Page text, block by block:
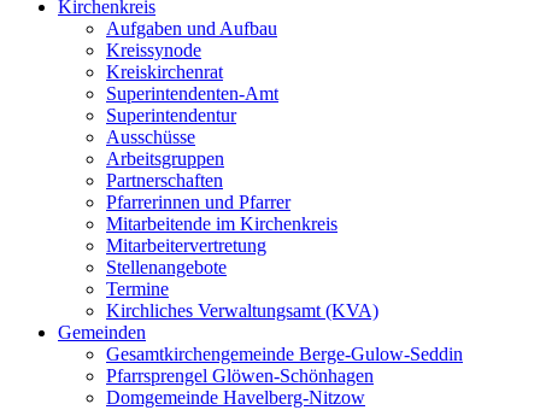
Kirchenkreis
Aufgaben und Aufbau
Kreissynode
Kreiskirchenrat
Superintendenten-Amt
Superintendentur
Ausschüsse
Arbeitsgruppen
Partnerschaften
Pfarrerinnen und Pfarrer
Mitarbeitende im Kirchenkreis
Mitarbeitervertretung
Stellenangebote
Termine
Kirchliches Verwaltungsamt (KVA)
Gemeinden
Gesamtkirchengemeinde Berge-Gulow-Seddin
Pfarrsprengel Glöwen-Schönhagen
Domgemeinde Havelberg-Nitzow